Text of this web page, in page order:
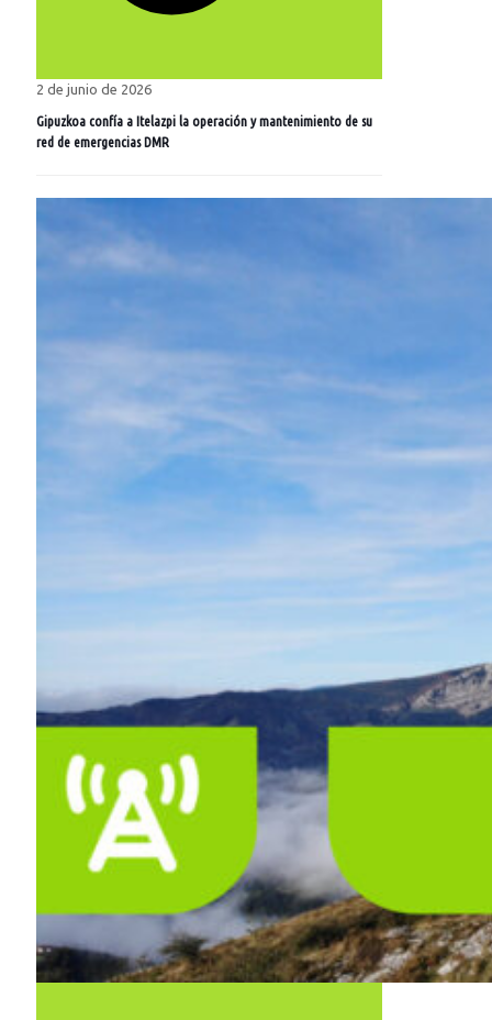
2 de junio de 2026
Gipuzkoa confía a Itelazpi la operación y mantenimiento de su
red de emergencias DMR